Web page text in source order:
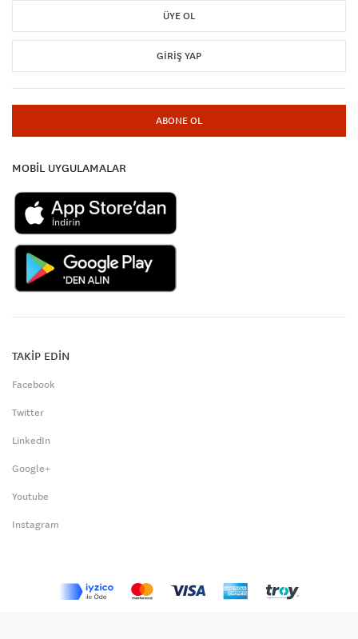
ÜYE OL
GIRIŞ YAP
ABONE OL
MOBİL UYGULAMALAR
TAKİP EDİN
Facebook
Twitter
LinkedIn
Google+
Youtube
Instagram